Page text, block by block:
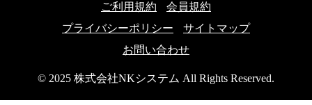
ご利用規約
会員規約
プライバシーポリシー
サイトマップ
お問い合わせ
© 2025 株式会社NKシステム All Rights Reserved.